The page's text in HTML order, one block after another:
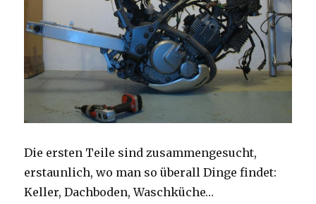
Die ersten Teile sind zusammengesucht,
erstaunlich, wo man so überall Dinge findet:
Keller, Dachboden, Waschküche…